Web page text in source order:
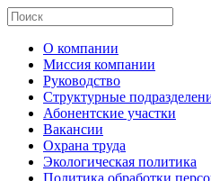
О компании
Миссия компании
Руководство
Структурные
Абонентские участки
Вакансии
Охрана труда
Экологическая политика
Политика обработки